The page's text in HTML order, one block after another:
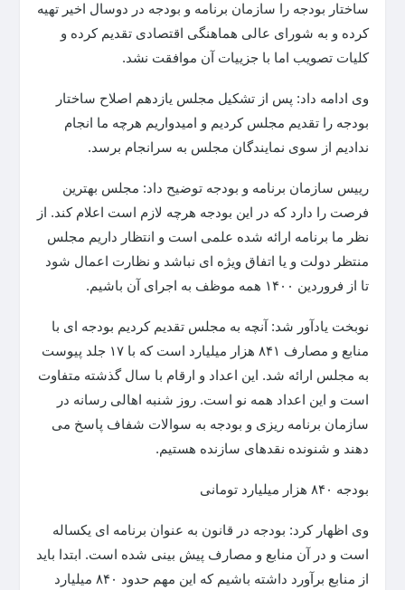
ساختار بودجه را سازمان برنامه و بودجه در دوسال اخیر تهیه
کرده و به شورای عالی هماهنگی اقتصادی تقدیم کرده و
کلیات تصویب اما با جزییات آن موافقت نشد.
وی ادامه داد: پس از تشکیل مجلس یازدهم اصلاح ساختار
بودجه را تقدیم مجلس کردیم و امیدواریم هرچه ما انجام
ندادیم از سوی نمایندگان مجلس به سرانجام برسد.
رییس سازمان برنامه و بودجه توضیح داد: مجلس بهترین
فرصت را دارد که در این بودجه هرچه لازم است اعلام کند. از
نظر ما برنامه ارائه شده علمی است و انتظار داریم مجلس
منتظر دولت و یا اتفاق ویژه ای نباشد و نظارت اعمال شود
تا از فروردین ۱۴۰۰ همه موظف به اجرای آن باشیم.
نوبخت یادآور شد: آنچه به مجلس تقدیم کردیم بودجه ای با
منابع و مصارف ۸۴۱ هزار میلیارد است که با ۱۷ جلد پیوست
به مجلس ارائه شد. این اعداد و ارقام با سال گذشته متفاوت
است و این اعداد همه نو است. روز شنبه اهالی رسانه در
سازمان برنامه ریزی و بودجه به سوالات شفاف پاسخ می
دهند و شنونده نقدهای سازنده هستیم.
بودجه ۸۴۰ هزار میلیارد تومانی
وی اظهار کرد: بودجه در قانون به عنوان برنامه ای یکساله
است و در آن منابع و مصارف پیش بینی شده است. ابتدا باید
از منابع برآورد داشته باشیم که این مهم حدود ۸۴۰ میلیارد